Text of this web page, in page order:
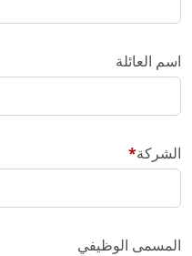
اسم العائلة
الشركة
المسمى الوظيفي